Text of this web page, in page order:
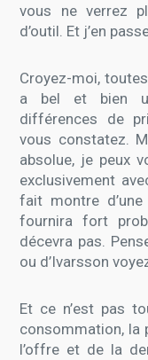
vous ne verrez
d’outil. Et j’en
Croyez-moi,
a bel et bien
différences de
vous constatez.
absolue, je peux
exclusivement
fait montre
fournira fort
décevra pas.
ou d’Ivarsson
Et ce n’est pas
consommation, la
l’offre et de la